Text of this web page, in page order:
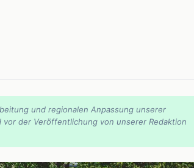
und regionalen Anpassung unserer
der Veröffentlichung von unserer Redaktion